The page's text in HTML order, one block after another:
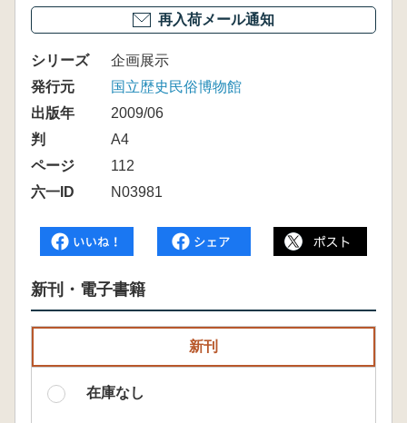
再入荷メール通知
シリーズ
企画展示
発行元
国立歴史民俗博物館
出版年
2009/06
判
A4
ページ
112
六一ID
N03981
新刊・電子書籍
新刊
在庫なし